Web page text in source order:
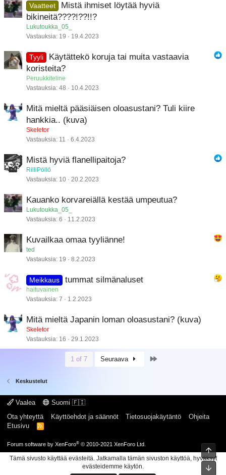
Vaatteet
Mistä ihmiset löytää hyviä
bikineitä????!??!!?
Lukutoukka_05_
Vastauksia 19 19.4.2023
Tyyli
Käytättekö koruja tai muita vastaavia
koristeita?
Peruukkiteline
Vastauksia 48 10.4.2023
Mitä mieltä pääsiäisen oloasustani? Tuli kiire
hankkia.. (kuva)
Skeletor
Vastauksia 11 6.4.2023
Mistä hyviä flanellipaitoja?
RilliPöllö
Vastauksia 10 20.2.2023
Kauanko korvareiällä kestää umpeutua?
Lukutoukka_05_
Vastauksia 6 11.2.2023
Kuvailkaa omaa tyyliänne!
ted
Vastauksia 19 8.2.2023
Meikkaus tummat silmänaluset
haituvainen
Vastauksia 7 1.2.2023
Mitä mieltä Japanin loman oloasustani? (kuva)
Skeletor
Vastauksia 16 29.1.2023
1 of 7 Seuraava
Keskustelut
Vaalea
Suomi 🇫🇮
Ota yhteyttä
Käyttöehdot ja säännöt Tietosuojakäytäntö
Ohjeita
Etusivu
R
Forum software by XenForo® © 2010-2021 XenForo Ltd.
Tämä sivusto käyttää evästeitä. Jatkamalla tämän sivuston käyttöä, hyväksyt
evästeidemme käytön.
Ylös